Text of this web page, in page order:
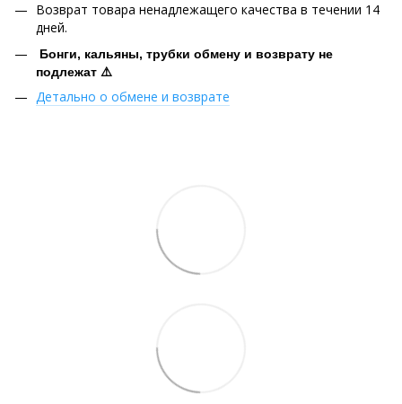
Возврат товара ненадлежащего качества в течении 14
дней.
Бонги, кальяны, трубки обмену и возврату не
подлежат ⚠️
Детально о обмене и возврате